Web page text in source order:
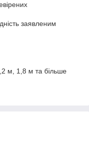
заявленим
м, 1,8 м та більше